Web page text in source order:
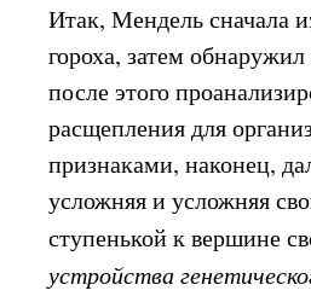
Итак, Мендель сначала
гороха, затем
после этого
расщепления для
признаками, наконец,
усложняя и усложняя
ступенькой к вершине
устройства